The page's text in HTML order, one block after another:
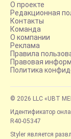
О проекте
Редакционная
Контакты
Команда
О компании
Реклама
Правила
Правовая
Политика
© 2026 LLC «UBT
Идентификатор
R40-05347
Styler является